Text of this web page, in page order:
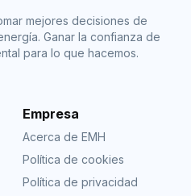
mejores decisiones de
Ganar la confianza de
para lo que hacemos.
Empresa
Acerca de EMH
Política de cookies
Política de privacidad